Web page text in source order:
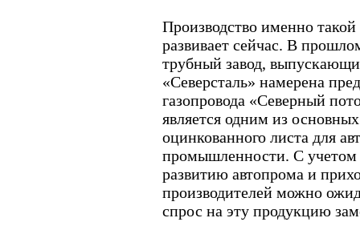
Производство именно
развивает сейчас. В
трубный завод,
«Северсталь» намерена
газопровода «Северный
является одним из
оцинкованного листа для
промышленности. С учетом
развитию автопрома и
производителей можно
спрос на эту продукцию